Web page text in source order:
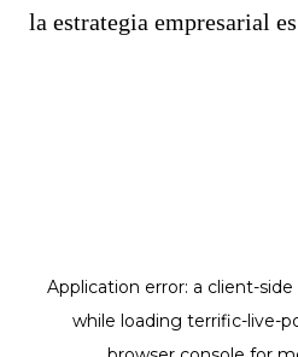
la estrategia empresarial